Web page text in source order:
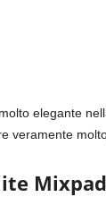
elegante
veramente